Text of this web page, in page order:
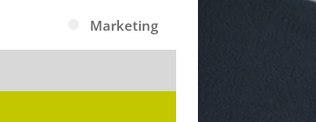
Einwilligung erteilt werden kann. Die erste
Marketing